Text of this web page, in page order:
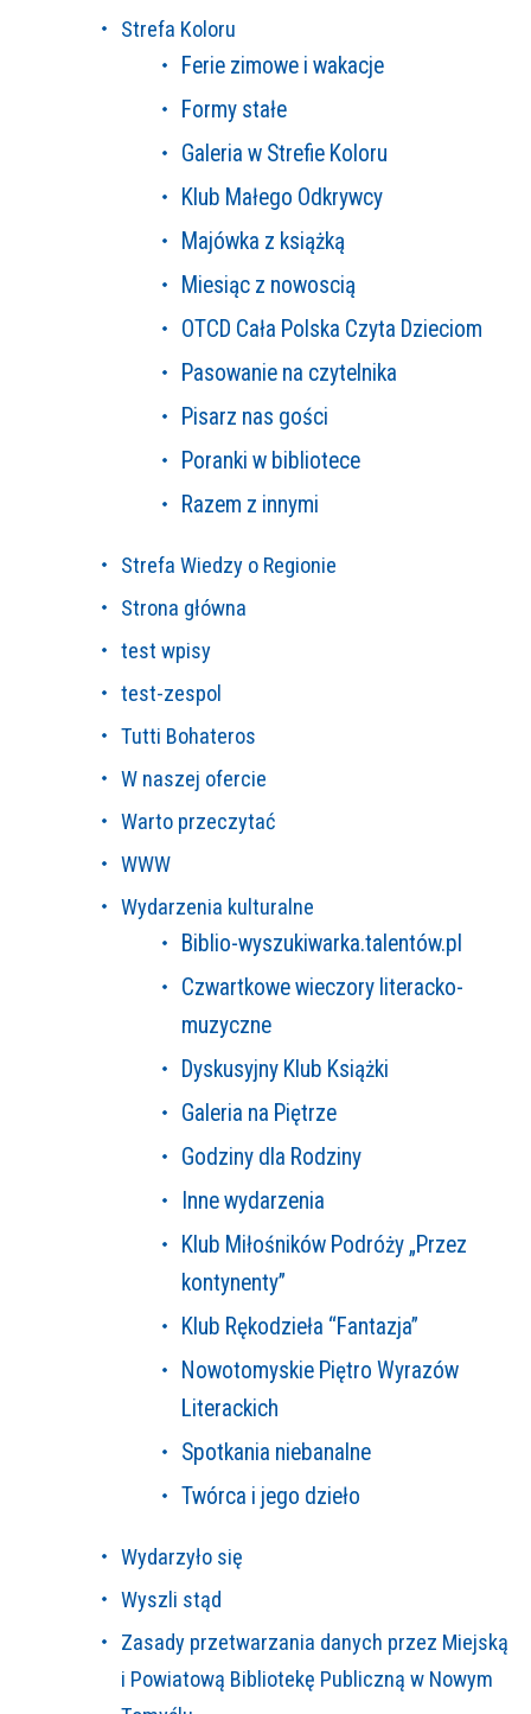
Strefa Koloru
Ferie zimowe i wakacje
Formy stałe
Galeria w Strefie Koloru
Klub Małego Odkrywcy
Majówka z książką
Miesiąc z nowoscią
OTCD Cała Polska Czyta Dzieciom
Pasowanie na czytelnika
Pisarz nas gości
Poranki w bibliotece
Razem z innymi
Strefa Wiedzy o Regionie
Strona główna
test wpisy
test-zespol
Tutti Bohateros
W naszej ofercie
Warto przeczytać
WWW
Wydarzenia kulturalne
Biblio-wyszukiwarka.talentów.pl
Czwartkowe wieczory literacko-
muzyczne
Dyskusyjny Klub Książki
Galeria na Piętrze
Godziny dla Rodziny
Inne wydarzenia
Klub Miłośników Podróży „Przez
kontynenty”
Klub Rękodzieła “Fantazja”
Nowotomyskie Piętro Wyrazów
Literackich
Spotkania niebanalne
Twórca i jego dzieło
Wydarzyło się
Wyszli stąd
Zasady przetwarzania danych przez Miejską
i Powiatową Bibliotekę Publiczną w Nowym